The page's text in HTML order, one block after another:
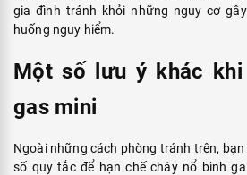
gia đình tránh khỏi những nguy cơ
huống nguy hiểm.
Một số lưu ý khác
gas mini
Ngoài những cách phòng tránh trên,
số quy tắc để hạn chế cháy nổ bình